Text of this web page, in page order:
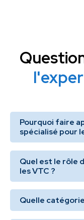
Pourquoi faire
spécialisé pour
Un expert-
parfaitement les
comptables propres
chauffeurs dans la
entreprise, qu’il
d’impôt,
Quel est le rôle
les VTC ?
L’expert-comptable
gestion comptable
Quelle